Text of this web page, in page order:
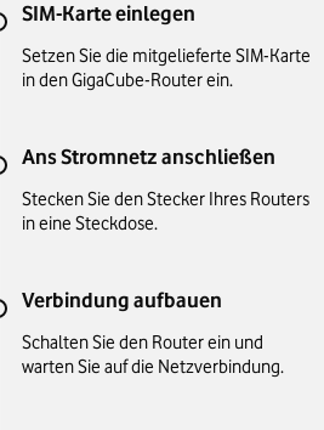
SIM-Karte einlegen
Setzen Sie die mitgelieferte SIM-Karte
in den GigaCube-Router ein.
Ans Stromnetz anschließen
Stecken Sie den Stecker Ihres Routers
in eine Steckdose.
Verbindung aufbauen
Schalten Sie den Router ein und
warten Sie auf die Netzverbindung.